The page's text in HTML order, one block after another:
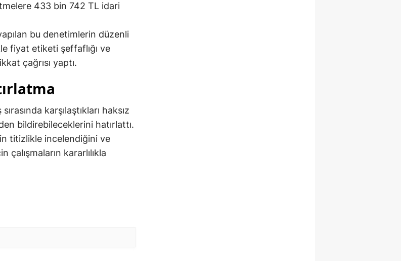
433 bin 742 TL idari
bu denetimlerin düzenli
fiyat etiketi şeffaflığı ve
çağrısı yaptı.
karşılaştıkları haksız
bildirebileceklerini hatırlattı.
titizlikle incelendiğini ve
kararlılıkla